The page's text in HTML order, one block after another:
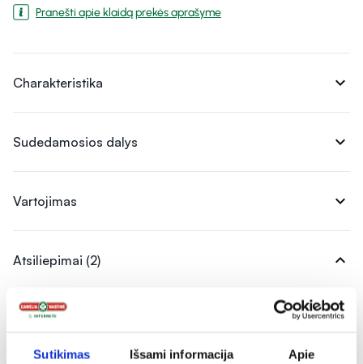
Sutikimas Išsami informacija Apie
Pranešti apie klaidą prekės aprašyme
Charakteristika expand_more
Sudedamosios dalys expand_more
Vartojimas expand_more
Atsiliepimai (2) expand_more